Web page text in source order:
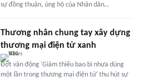
sự đồng thuận, ủng hộ của Nhân dân…
Thương nhân chung tay xây dựng
thương mại điện tử xanh
Đợt vận động 'Giảm thiểu bao bì nhựa dùng
một lần trong thương mại điện tử' thu hút sự